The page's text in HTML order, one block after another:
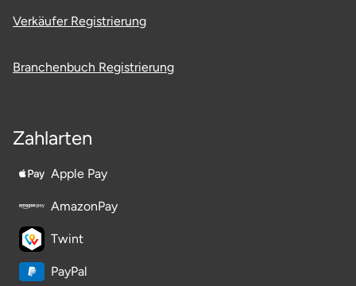
Verkäufer Registrierung
Branchenbuch Registrierung
Zahlarten
Apple Pay
AmazonPay
Twint
PayPal